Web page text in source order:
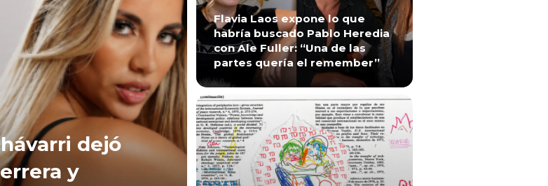
dejó
y
Flavia Laos expone lo que
habría buscado Pablo Heredia
con Ale Fuller: “Una de las
partes quería el remember”